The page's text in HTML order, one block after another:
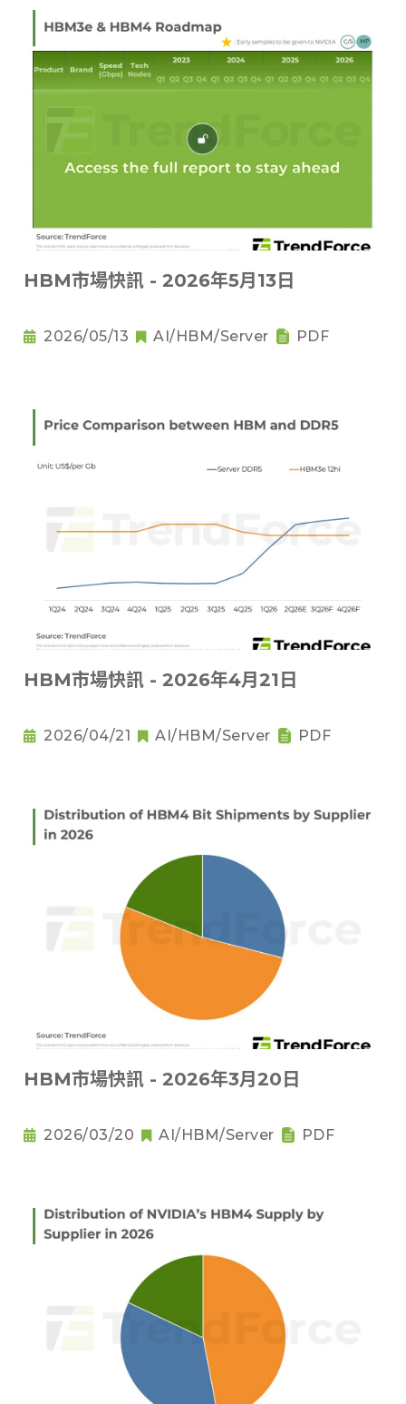
HBM市場快訊 - 2026年5月13日
2026/05/13 AI/HBM/Server PDF
HBM市場快訊 - 2026年4月21日
2026/04/21 AI/HBM/Server PDF
HBM市場快訊 - 2026年3月20日
2026/03/20 AI/HBM/Server PDF